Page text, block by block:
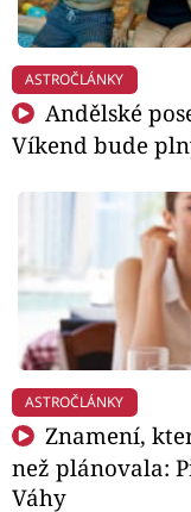
ASTROČLÁNKY
Andělské
Víkend bude
ASTROČLÁNKY
Znamení,
než plánovala:
Váhy